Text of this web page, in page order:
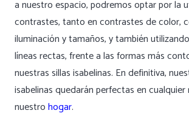
a nuestro espacio, podremos optar por la
contrastes, tanto en contrastes de color,
iluminación y tamaños, y también
líneas rectas, frente a las formas más
nuestras sillas isabelinas. En definitiva,
isabelinas quedarán perfectas en
nuestrohogar.